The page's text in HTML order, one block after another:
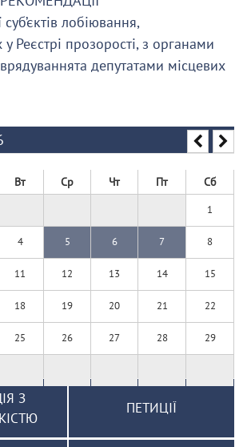
лобіювання,
Реєстрі прозорості, з органами
депутатами місцевих
Вт Ср Чт Пт Сб
1
4 5 6 7 8
11 12 13 14 15
18 19 20 21 22
25 26 27 28 29
З
ПЕТИЦІЇ